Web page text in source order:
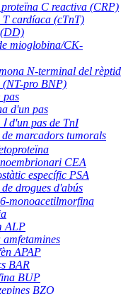
proteïna C reactiva (CRP)
cardíaca (cTnT)
mioglobina/CK-
N-terminal del rèptid
pro BNP)
pas
d'un pas
d'un pas de TnI
de marcadors tumorals
CEA
específic PSA
drogues d'abús
monoacetilmorfina
ALP
APAP
BAR
BUP
BZO